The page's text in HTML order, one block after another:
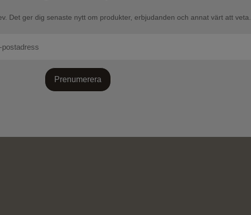
Det ger dig senaste nytt om produkter, erbjudanden och annat värt att veta.
Prenumerera